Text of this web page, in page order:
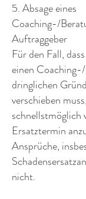
5. Absage eines
Coaching-/
Auftraggeber
Für den Fall,
einen
dringlichen
verschieben
schnellstmöglich
Ersatztermin
Ansprüche,
nicht.